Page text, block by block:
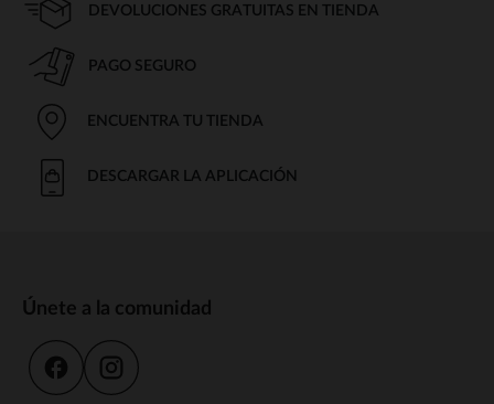
DEVOLUCIONES GRATUITAS EN TIENDA
PAGO SEGURO
ENCUENTRA TU TIENDA
DESCARGAR LA APLICACIÓN
Únete a la comunidad